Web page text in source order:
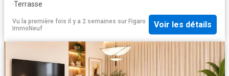
·Terrasse
Vu la première fois il y a 2 semaines sur Figaro
ImmoNeuf
Voir les détails